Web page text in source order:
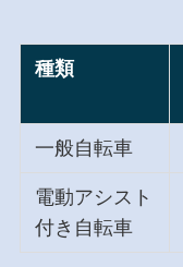
種類
一般自転車
電動アシスト
付き自転車